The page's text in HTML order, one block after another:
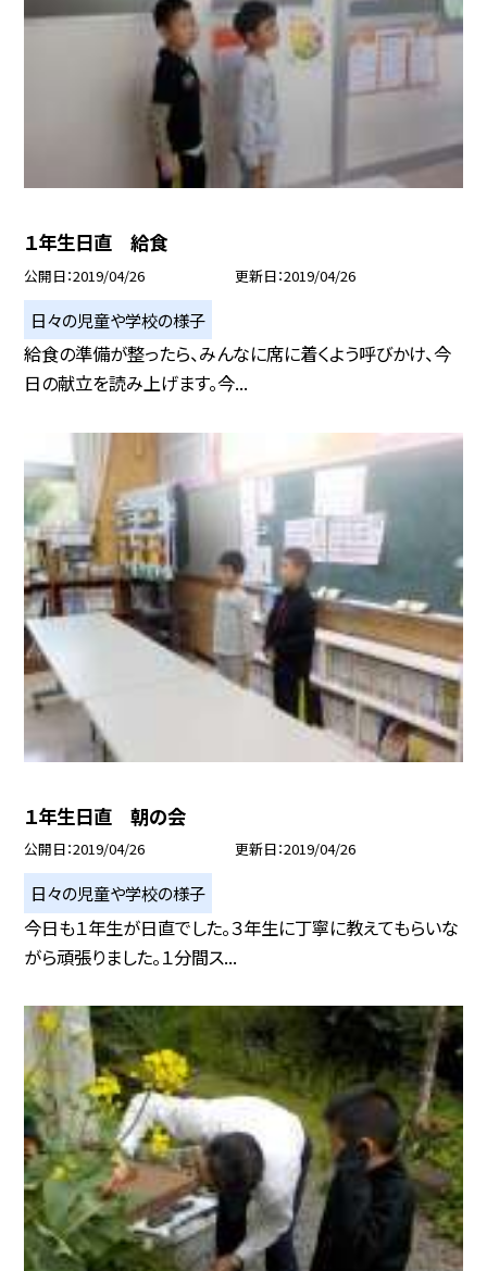
１年生日直 給食
公開日 2019/04/26 更新日 2019/04/26
日々の児童や学校の様子
給食の準備が整ったら、みんなに席に着くよう呼びかけ、今
日の献立を読み上げます。今...
１年生日直 朝の会
公開日 2019/04/26 更新日 2019/04/26
日々の児童や学校の様子
今日も１年生が日直でした。３年生に丁寧に教えてもらいな
がら頑張りました。１分間ス...